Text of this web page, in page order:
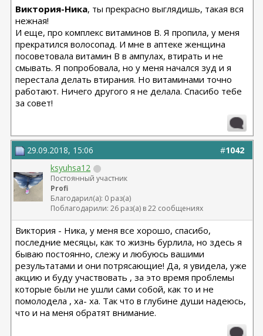
Виктория-Ника, ты прекрасно выглядишь, такая вся
нежная!
И еще, про комплекс витаминов В. Я пропила, у меня
прекратился волосопад. И мне в аптеке женщина
посоветовала витамин В в ампулах, втирать и не
смывать. Я попробовала, но у меня начался зуд и я
перестала делать втирания. Но витаминами точно
работают. Ничего другого я не делала. Спасибо тебе
за совет!
#1042
29.09.2018, 15:06
ksyuhsa12
Постоянный участник
Profi
Благодарил(а): 0 раз(а)
Поблагодарили: 26 раз(а) в 22 сообщениях
Виктория - Ника, у меня все хорошо, спасибо,
последние месяцы, как то жизнь бурлила, но здесь я
бываю постоянно, слежу и любуюсь вашими
результатами и они потрясающие! Да, я увидела, уже
акцию и буду участвовать , за это время проблемы
которые были не ушли сами собой, как то и не
помолодела , ха- ха. Так что в глубине души надеюсь,
что и на меня обратят внимание.